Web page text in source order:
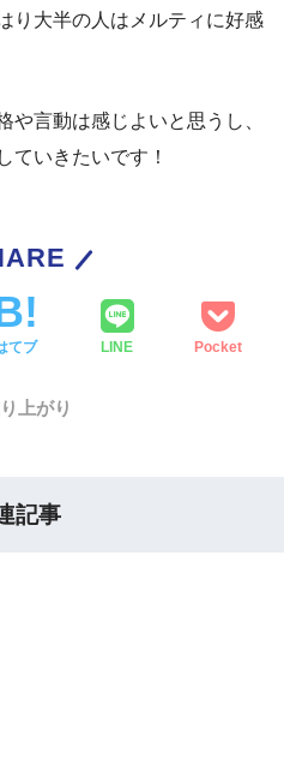
り大半の人はメルティに好感
や言動は感じよいと思うし、
ていきたいです！
てブ LINE Pocket
上がり
記事